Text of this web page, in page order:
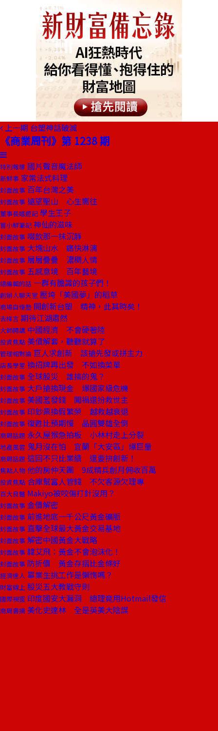
上一期 台塑神話破滅
《商業周刊》第 1238 期
特別報導 國片聲音魔法師
新鮮事 家常法式料理
封面故事 百年台灣之美
封面故事 遠望聖山 心生嚮往
董事長嬉遊記 學生王子
嘗小鮮筆記 神仙的滋味
封面故事 啜飲那一抹沉靜
封面故事 大塊山水 痛快淋漓
封面故事 層層疊疊 濃稠人情
封面故事 五感意境 百年藝境
總編輯的話 一群有膽識的孩子們！
創辦人聊天室 壓垮「美國夢」的稻草
商場自慢塾 開創新台塑 精神，此其時矣！
去梯言 期待江湖肅然
大師開講 中國經濟 不會硬著陸
投資焦點 美債解套，聽聽就算了
管理相對論 巨人求創新 該搶先發或拼主力
店長學堂 換招牌再出發 不如換菜單
封面故事 全球股災 誰搞的鬼？
封面故事 大戶搶換現金 爆國家級危機
封面故事 美國濫發錢 闖禍還扮救世主
封面故事 印鈔票換假繁榮 越救越衰退
封面故事 復甦比預期慢 晶圓雙雄全倒
商周話題 永久屋猴急拍板 小林村走上分裂
地產風雲 鬼月沒在怕 宜蘭「大安區」爆巨量
商周話題 這回不只比業績 還要拚創新！
焦點人物 他的房仲天團 9成精兵創月佣收百萬
投資焦點 合庫幫富人管錢 不欠客源欠理專
百大良醫 Makiyo被咬傷打針沒用？
封面故事 金價解密
封面故事 前進地底一千公尺黃金礦脈
封面故事 直擊全球最大黃金交易基地
封面故事 解密中國黃金大戰略
封面故事 韓艾飛：黃金不會泡沫化！
封面故事 防折價 黃金存摺比金條好
經濟達人 畢業生挑工作是懶惰嗎？
財富線上 股災五大教戰守則
國際視窗 印度國安大漏洞 總理竟用Hotmail發信
商周書摘 美化史達林 全是英美大陰謀